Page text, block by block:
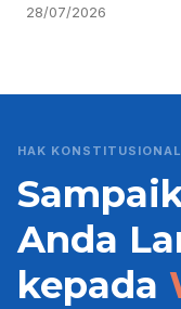
28/07/2026
HAK
Anda
kepada